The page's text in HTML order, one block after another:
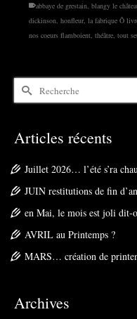
abbaye de grestain, blangy le
dickinson, honfleur, la fabrique Ô
nos coeurs flamboient, théâtre, tout
Rechercher :
Articles récents
Juillet 2026… l’été s’ra
JUIN restitutions de fin
en Mai, le mois est joli
AVRIL au Printemps ?
MARS… création de
Archives